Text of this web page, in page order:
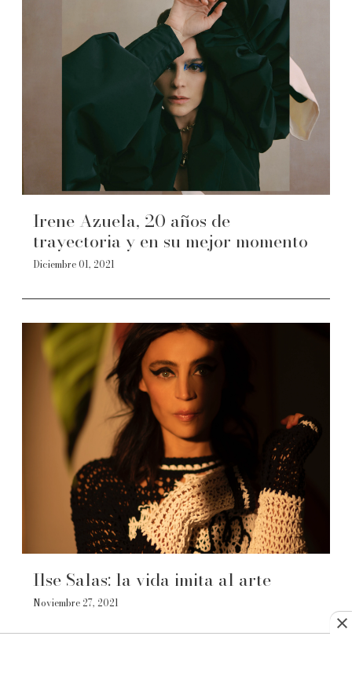
Irene Azuela, 20 años de
trayectoria y en su mejor momento
Diciembre 01, 2021
Ilse Salas: la vida imita al arte
Noviembre 27, 2021